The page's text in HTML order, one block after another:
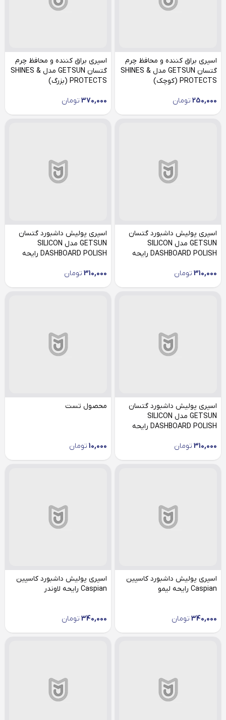
اسپری براق کننده و محافظ چرم
گتسان GETSUN مدل SHINES &
PROTECTS (کوچک)
250,000 تومان
اسپری براق کننده و محافظ چرم
گتسان GETSUN مدل SHINES &
PROTECTS (بزرگ)
370,000 تومان
اسپری پولیش داشبورد گتسان
GETSUN مدل SILICON
DASHBOARD POLISH رایحه
310,000 تومان
اسپری پولیش داشبورد گتسان
GETSUN مدل SILICON
DASHBOARD POLISH رایحه
310,000 تومان
اسپری پولیش داشبورد گتسان
GETSUN مدل SILICON
DASHBOARD POLISH رایحه
310,000 تومان
محصول تست
10,000 تومان
اسپری پولیش داشبورد کاسپین
Caspian رایحه لیمو
340,000 تومان
اسپری پولیش داشبورد کاسپین
Caspian رایحه لاوندر
340,000 تومان